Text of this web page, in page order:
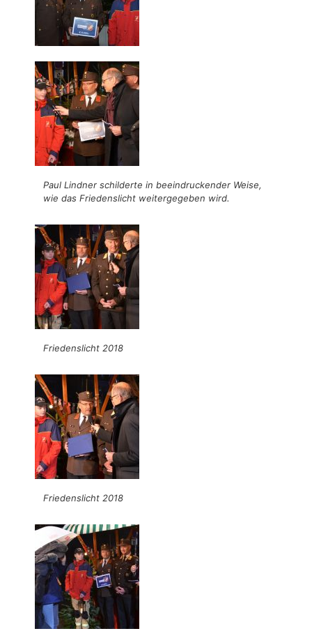
Paul Lindner schilderte in beeindruckender Weise,
wie das Friedenslicht weitergegeben wird.
Friedenslicht 2018
Friedenslicht 2018